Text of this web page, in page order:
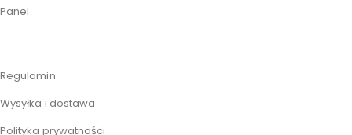
Panel
Regulamin
Wysyłka i dostawa
Polityka prywatności